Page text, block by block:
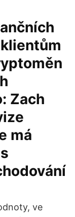
Zach
má
ve